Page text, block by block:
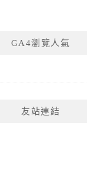
GA4瀏覽人氣
友站連結